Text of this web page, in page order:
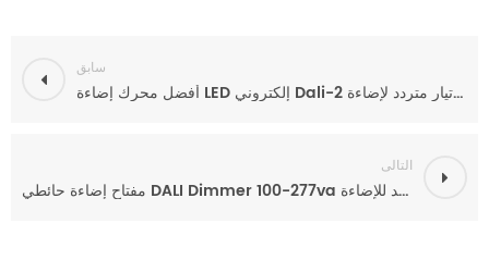
سابق
أفضل محرك إضاءة LED إلكتروني Dali-2 بقدرة 100-277 فولت تيار متردد لإضاءة LED
التالى
مفتاح إضاءة حائطي DALI Dimmer 100-277va مزود بزر ضغط واحد للإضاءة LED